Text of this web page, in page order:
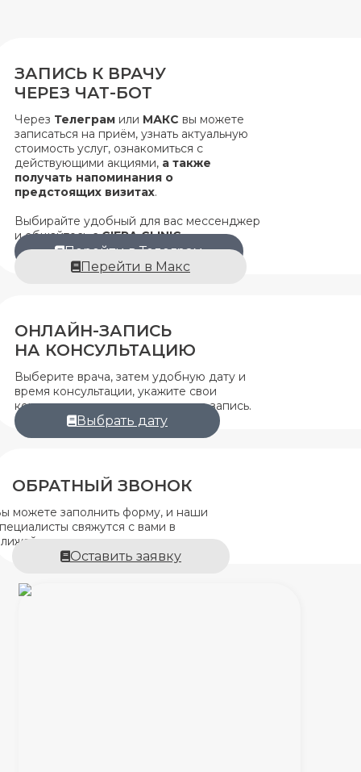
ЗАПИСЬ К ВРАЧУ
ЧЕРЕЗ ЧАТ-БОТ
Через Телеграм или МАКС вы можете
записаться на приём, узнать актуальную
стоимость услуг, ознакомиться с
действующими акциями, а также
получать напоминания о
предстоящих визитах.
Выбирайте удобный для вас мессенджер
и общайтесь сCIFRA CLINIC
Перейти в Телеграм
Перейти в Макс
ОНЛАЙН-ЗАПИСЬ
НА КОНСУЛЬТАЦИЮ
Выберите врача, затем удобную дату и
время консультации, укажите свои
контактные данные и завершите запись.
Выбрать дату
ОБРАТНЫЙ ЗВОНОК
можете заполнить форму, и наши
свяжутся с вами в
время.
Оставить заявку